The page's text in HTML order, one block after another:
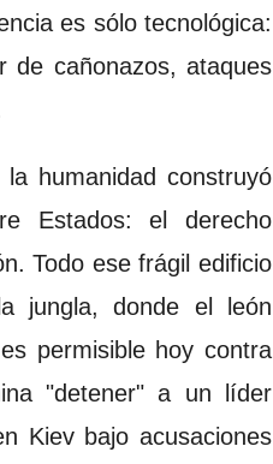
es sólo tecnológica:
de cañonazos, ataques
humanidad construyó
Estados: el derecho
Todo ese frágil edificio
jungla, donde el león
permisible hoy contra
"detener" a un líder
Kiev bajo acusaciones